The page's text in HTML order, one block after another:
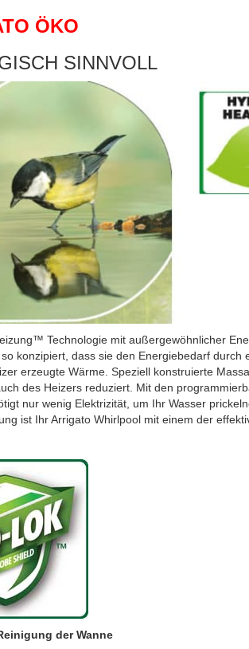
ÖKO
SINNVOLL
Technologie mit außergewöhnlicher
konzipiert, dass sie den Energiebedarf
erzeugte Wärme. Speziell konstruierte
des Heizers reduziert. Mit den
nur wenig Elektrizität, um Ihr Wasser
ist Ihr Arrigato Whirlpool mit einem der
der Wanne